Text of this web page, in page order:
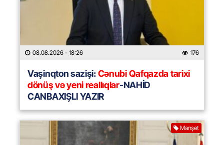
08.08.2026 - 18:26 176
Vaşinqton sazişi:Cənubi Qafqazda tarixi
dönüş və yeni reallıqlar-NAHİD
CANBAXIŞLI YAZIR
Manşet